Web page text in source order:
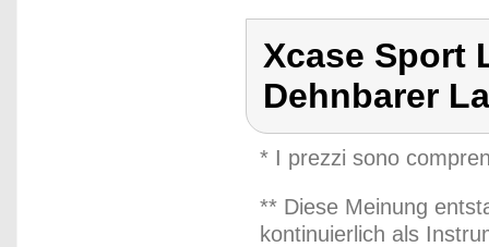
Xcase Sport
Dehnbarer
* I prezzi sono
** Diese Meinung
kontinuierlich als